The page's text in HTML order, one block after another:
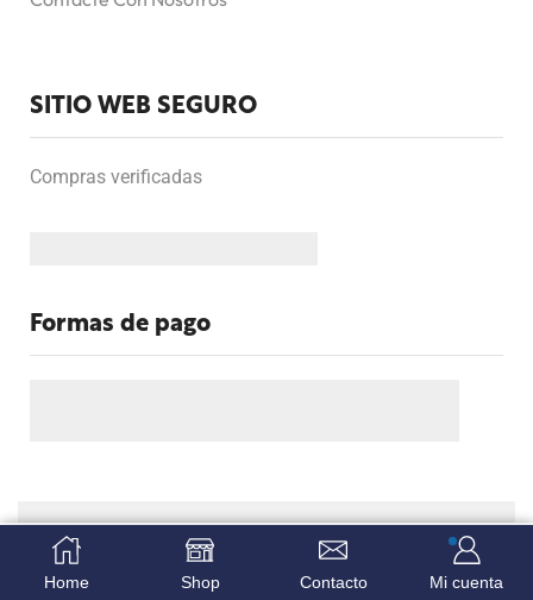
SITIO WEB SEGURO
Compras verificadas
Formas de pago
Copyright Fervicom.com. Todos los derechos reservados.
© 2026Diseño tiendas virtuales
AÑADIR AL CARRITO COMPRA
Home Shop Contacto Mi cuenta